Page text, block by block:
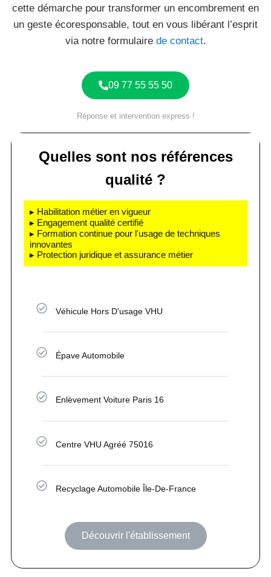
cette démarche pour transformer un encombrement en
un geste écoresponsable, tout en vous libérant l’esprit
via notre formulaire de contact.
09 77 55 55 50
Réponse et intervention express !
Quelles sont nos références
qualité ?
▸ Habilitation métier en vigueur
▸ Engagement qualité certifié
▸ Formation continue pour l'usage de techniques
innovantes
▸ Protection juridique et assurance métier
Véhicule Hors D'usage VHU
Épave Automobile
Enlèvement Voiture Paris 16
Centre VHU Agréé 75016
Recyclage Automobile Île-De-France
Découvrir l'établissement